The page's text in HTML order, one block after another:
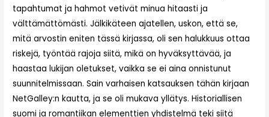
tapahtumat ja hahmot vetivät minua hitaasti ja
välttämättömästi. Jälkikäteen ajatellen, uskon, että se,
mitä arvostin eniten tässä kirjassa, oli sen halukkuus ottaa
riskejä, työntää rajoja siitä, mikä on hyväksyttävää, ja
haastaa lukijan oletukset, vaikka se ei aina onnistunut
suunnitelmissaan. Sain varhaisen katsauksen tähän kirjaan
NetGalley:n kautta, ja se oli mukava yllätys. Historiallisen
suomi ja romantiikan elementtien yhdistelmä teki siitä